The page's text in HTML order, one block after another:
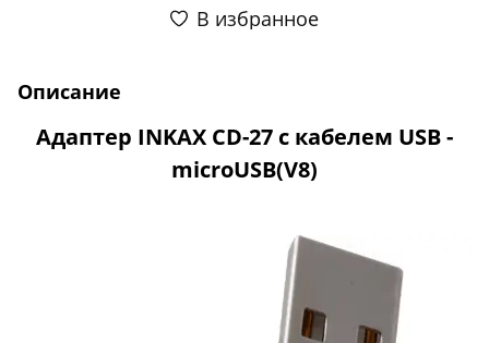
В избранное
Описание
Адаптер INKAX CD-27 с кабелем USB -
microUSB(V8)